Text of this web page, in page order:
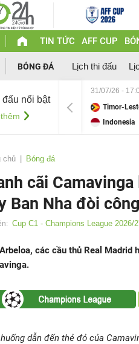
TIN TỨC AFF CUP
BÓNG ĐÁ Lịch thi đấu
đấu nổi bật
31/07/26 -
Timor-
Indonesia
chủ Bóng đá
cãi
Ban Nha đòi
Cup C1 - Champions League 2026/
các cầu thủ Real Madrid
dẫn đến thẻ đỏ của